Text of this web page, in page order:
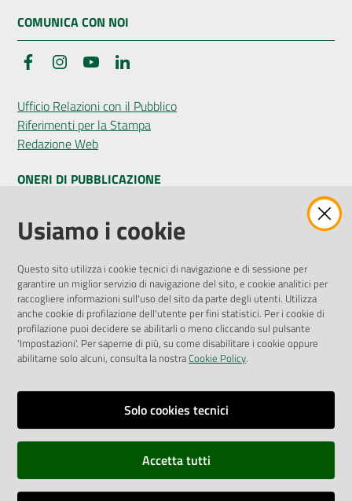
COMUNICA CON NOI
FacebookInstagramYouTube
Ufficio Relazioni con il Pubblico
Riferimenti per la Stampa
Redazione Web
ONERI DI PUBBLICAZIONE
Amministrazione Trasparente
Pubblicità legale
Privacy Policy
Attuazione Misure PNRR
Liste di Attesa
ENTI, IMPRESE E PARTNER
Fatturazione Elettronica
Richiesta Patrocinio
Usiamo i cookie
Questo sito utilizza i cookie tecnici di navigazione e di sessione per
garantire un miglior servizio di navigazione del sito, e cookie analitici per
raccogliere informazioni sull'uso del sito da parte degli utenti. Utilizza
anche cookie di profilazione dell'utente per fini statistici. Per i cookie di
profilazione puoi decidere se abilitarli o meno cliccando sul pulsante
'Impostazioni'. Per saperne di più, su come disabilitare i cookie oppure
abilitarne solo alcuni, consulta la nostraCookie Policy.
Solo cookies tecnici
Accetta tutti